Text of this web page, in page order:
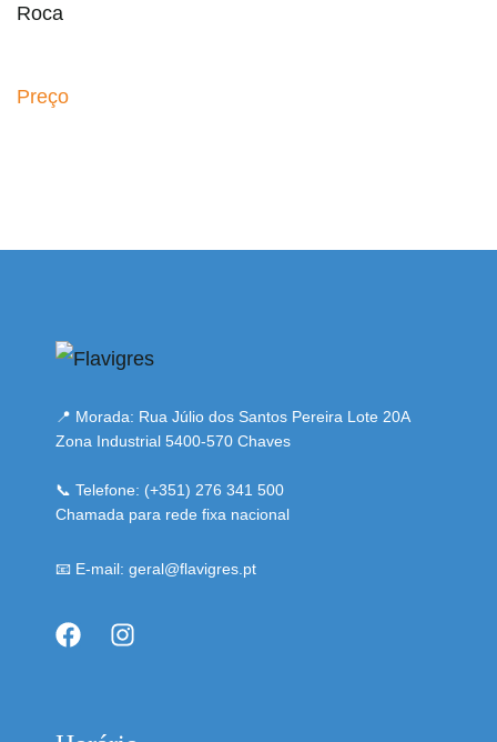
Roca
Preço
📍 Morada: Rua Júlio dos Santos Pereira Lote 20A
Zona Industrial 5400-570 Chaves
📞 Telefone: (+351) 276 341 500
Chamada para rede fixa nacional
📧 E-mail: geral@flavigres.pt